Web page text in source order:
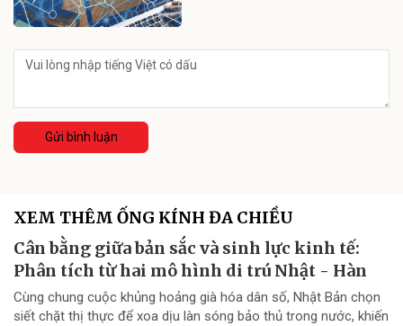
Gửi bình luận
XEM THÊM ỐNG KÍNH ĐA CHIỀU
Cân bằng giữa bản sắc và sinh lực kinh tế:
Phân tích từ hai mô hình di trú Nhật - Hàn
Cùng chung cuộc khủng hoảng già hóa dân số, Nhật Bản chọn
siết chặt thị thực để xoa dịu làn sóng bảo thủ trong nước, khiến